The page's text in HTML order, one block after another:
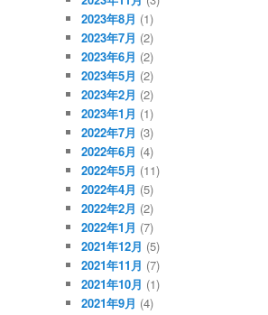
2023年8月 (1)
2023年7月 (2)
2023年6月 (2)
2023年5月 (2)
2023年2月 (2)
2023年1月 (1)
2022年7月 (3)
2022年6月 (4)
2022年5月 (11)
2022年4月 (5)
2022年2月 (2)
2022年1月 (7)
2021年12月 (5)
2021年11月 (7)
2021年10月 (1)
2021年9月 (4)